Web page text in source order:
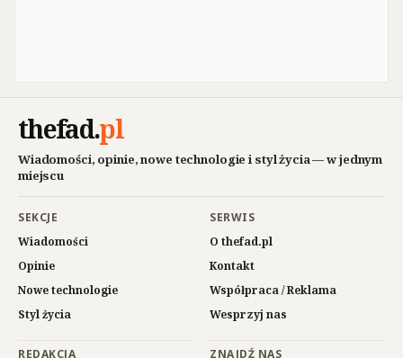
thefad.pl
Wiadomości, opinie, nowe technologie i styl życia — w jednym
miejscu
SEKCJE
Wiadomości
Opinie
Nowe technologie
Styl życia
SERWIS
O thefad.pl
Kontakt
Współpraca / Reklama
Wesprzyj nas
REDAKCJA ZNAJDŹ NAS